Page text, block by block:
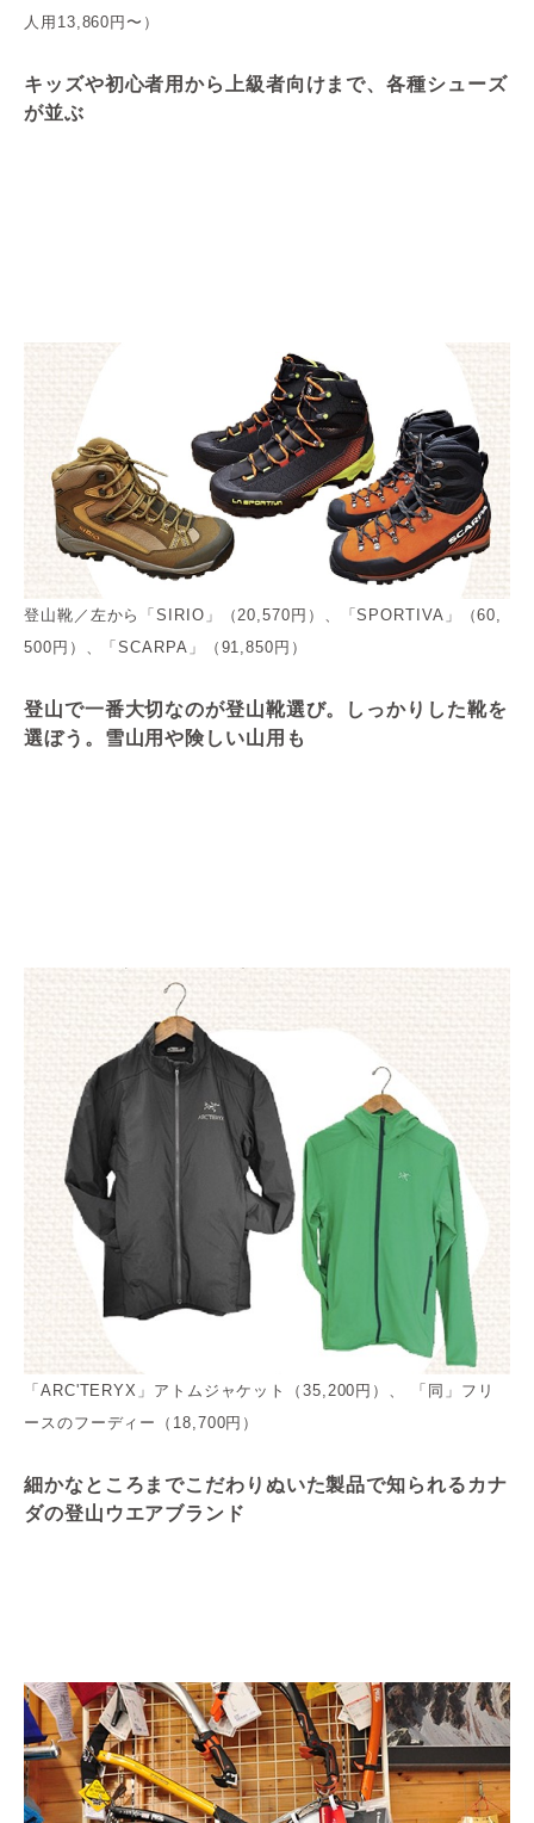
人用13,860円〜）
キッズや初心者用から上級者向けまで、各種シューズ
が並ぶ
登山靴／左から「SIRIO」（20,570円）、「SPORTIVA」（60,
500円）、「SCARPA」（91,850円）
登山で一番大切なのが登山靴選び。
しっかりした靴を
選ぼう。雪山用や険しい山用も
「ARC'TERYX」アトムジャケット（35,200円）、 「同」フリ
ースのフーディー（18,700円）
細かなところまでこだわりぬいた製品で知られるカナ
ダの登山ウエアブランド